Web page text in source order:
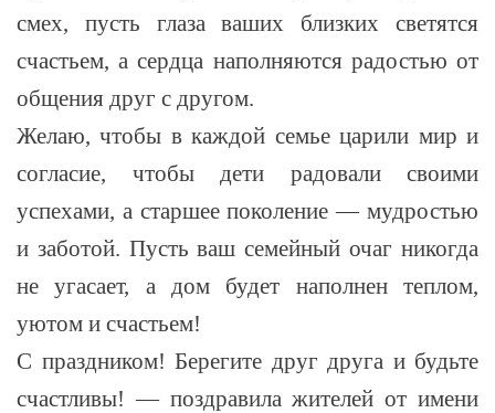
смех, пусть глаза ваших близких светятся
счастьем, а сердца наполняются радостью от
общения друг с другом.
Желаю, чтобы в каждой семье царили мир и
согласие, чтобы дети радовали своими
успехами, а старшее поколение — мудростью
и заботой. Пусть ваш семейный очаг никогда
не угасает, а дом будет наполнен теплом,
уютом и счастьем!
С праздником! Берегите друг друга и будьте
счастливы! — поздравила жителей от имени